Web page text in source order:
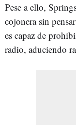
Pese a ello,
cojonera sin
es capaz de
radio, aduciendo